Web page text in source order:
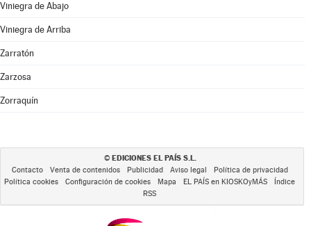
Viniegra de Abajo
Viniegra de Arriba
Zarratón
Zarzosa
Zorraquín
© EDICIONES EL PAÍS S.L.
Contacto Venta de contenidos Publicidad Aviso legal
Política de privacidad
Política cookies
Configuración de cookies Mapa EL PAÍS en KIOSKOyMÁS
Índice
RSS